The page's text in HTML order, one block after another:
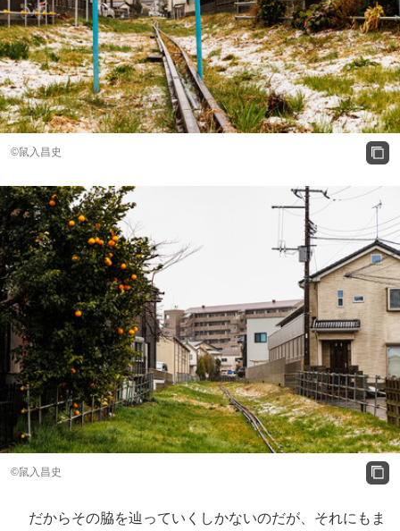
©鼠入昌史
©鼠入昌史
だからその脇を辿っていくしかないのだが、それにもま